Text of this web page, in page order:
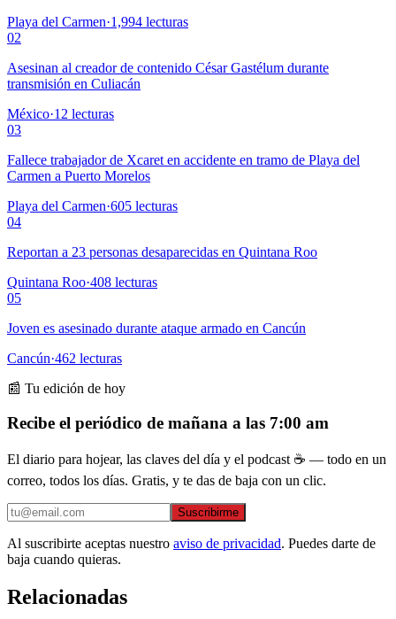
Playa del Carmen·1,994 lecturas
02
Asesinan al creador de contenido César Gastélum durante
transmisión en Culiacán
México·12 lecturas
03
Fallece trabajador de Xcaret en accidente en tramo de Playa del
Carmen a Puerto Morelos
Playa del Carmen·605 lecturas
04
Reportan a 23 personas desaparecidas en Quintana Roo
Quintana Roo·408 lecturas
05
Joven es asesinado durante ataque armado en Cancún
Cancún·462 lecturas
📰 Tu edición de hoy
Recibe el periódico de mañana a las 7:00 am
El diario para hojear, las claves del día y el podcast ☕ — todo en un
correo, todos los días. Gratis, y te das de baja con un clic.
Suscribirme
Al suscribirte aceptas nuestro aviso de privacidad. Puedes darte de
baja cuando quieras.
Relacionadas